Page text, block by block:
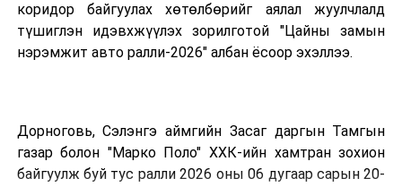
коридор байгуулах хөтөлбөрийг аялал жуулчлалд
түшиглэн идэвхжүүлэх зорилготой "Цайны замын
нэрэмжит авто ралли-2026" албан ёсоор эхэллээ.
Дорноговь, Сэлэнгэ аймгийн Засаг даргын Тамгын
газар болон "Марко Поло" ХХК-ийн хамтран зохион
байгуулж буй тус ралли 2026 оны 06 дугаар сарын 20-